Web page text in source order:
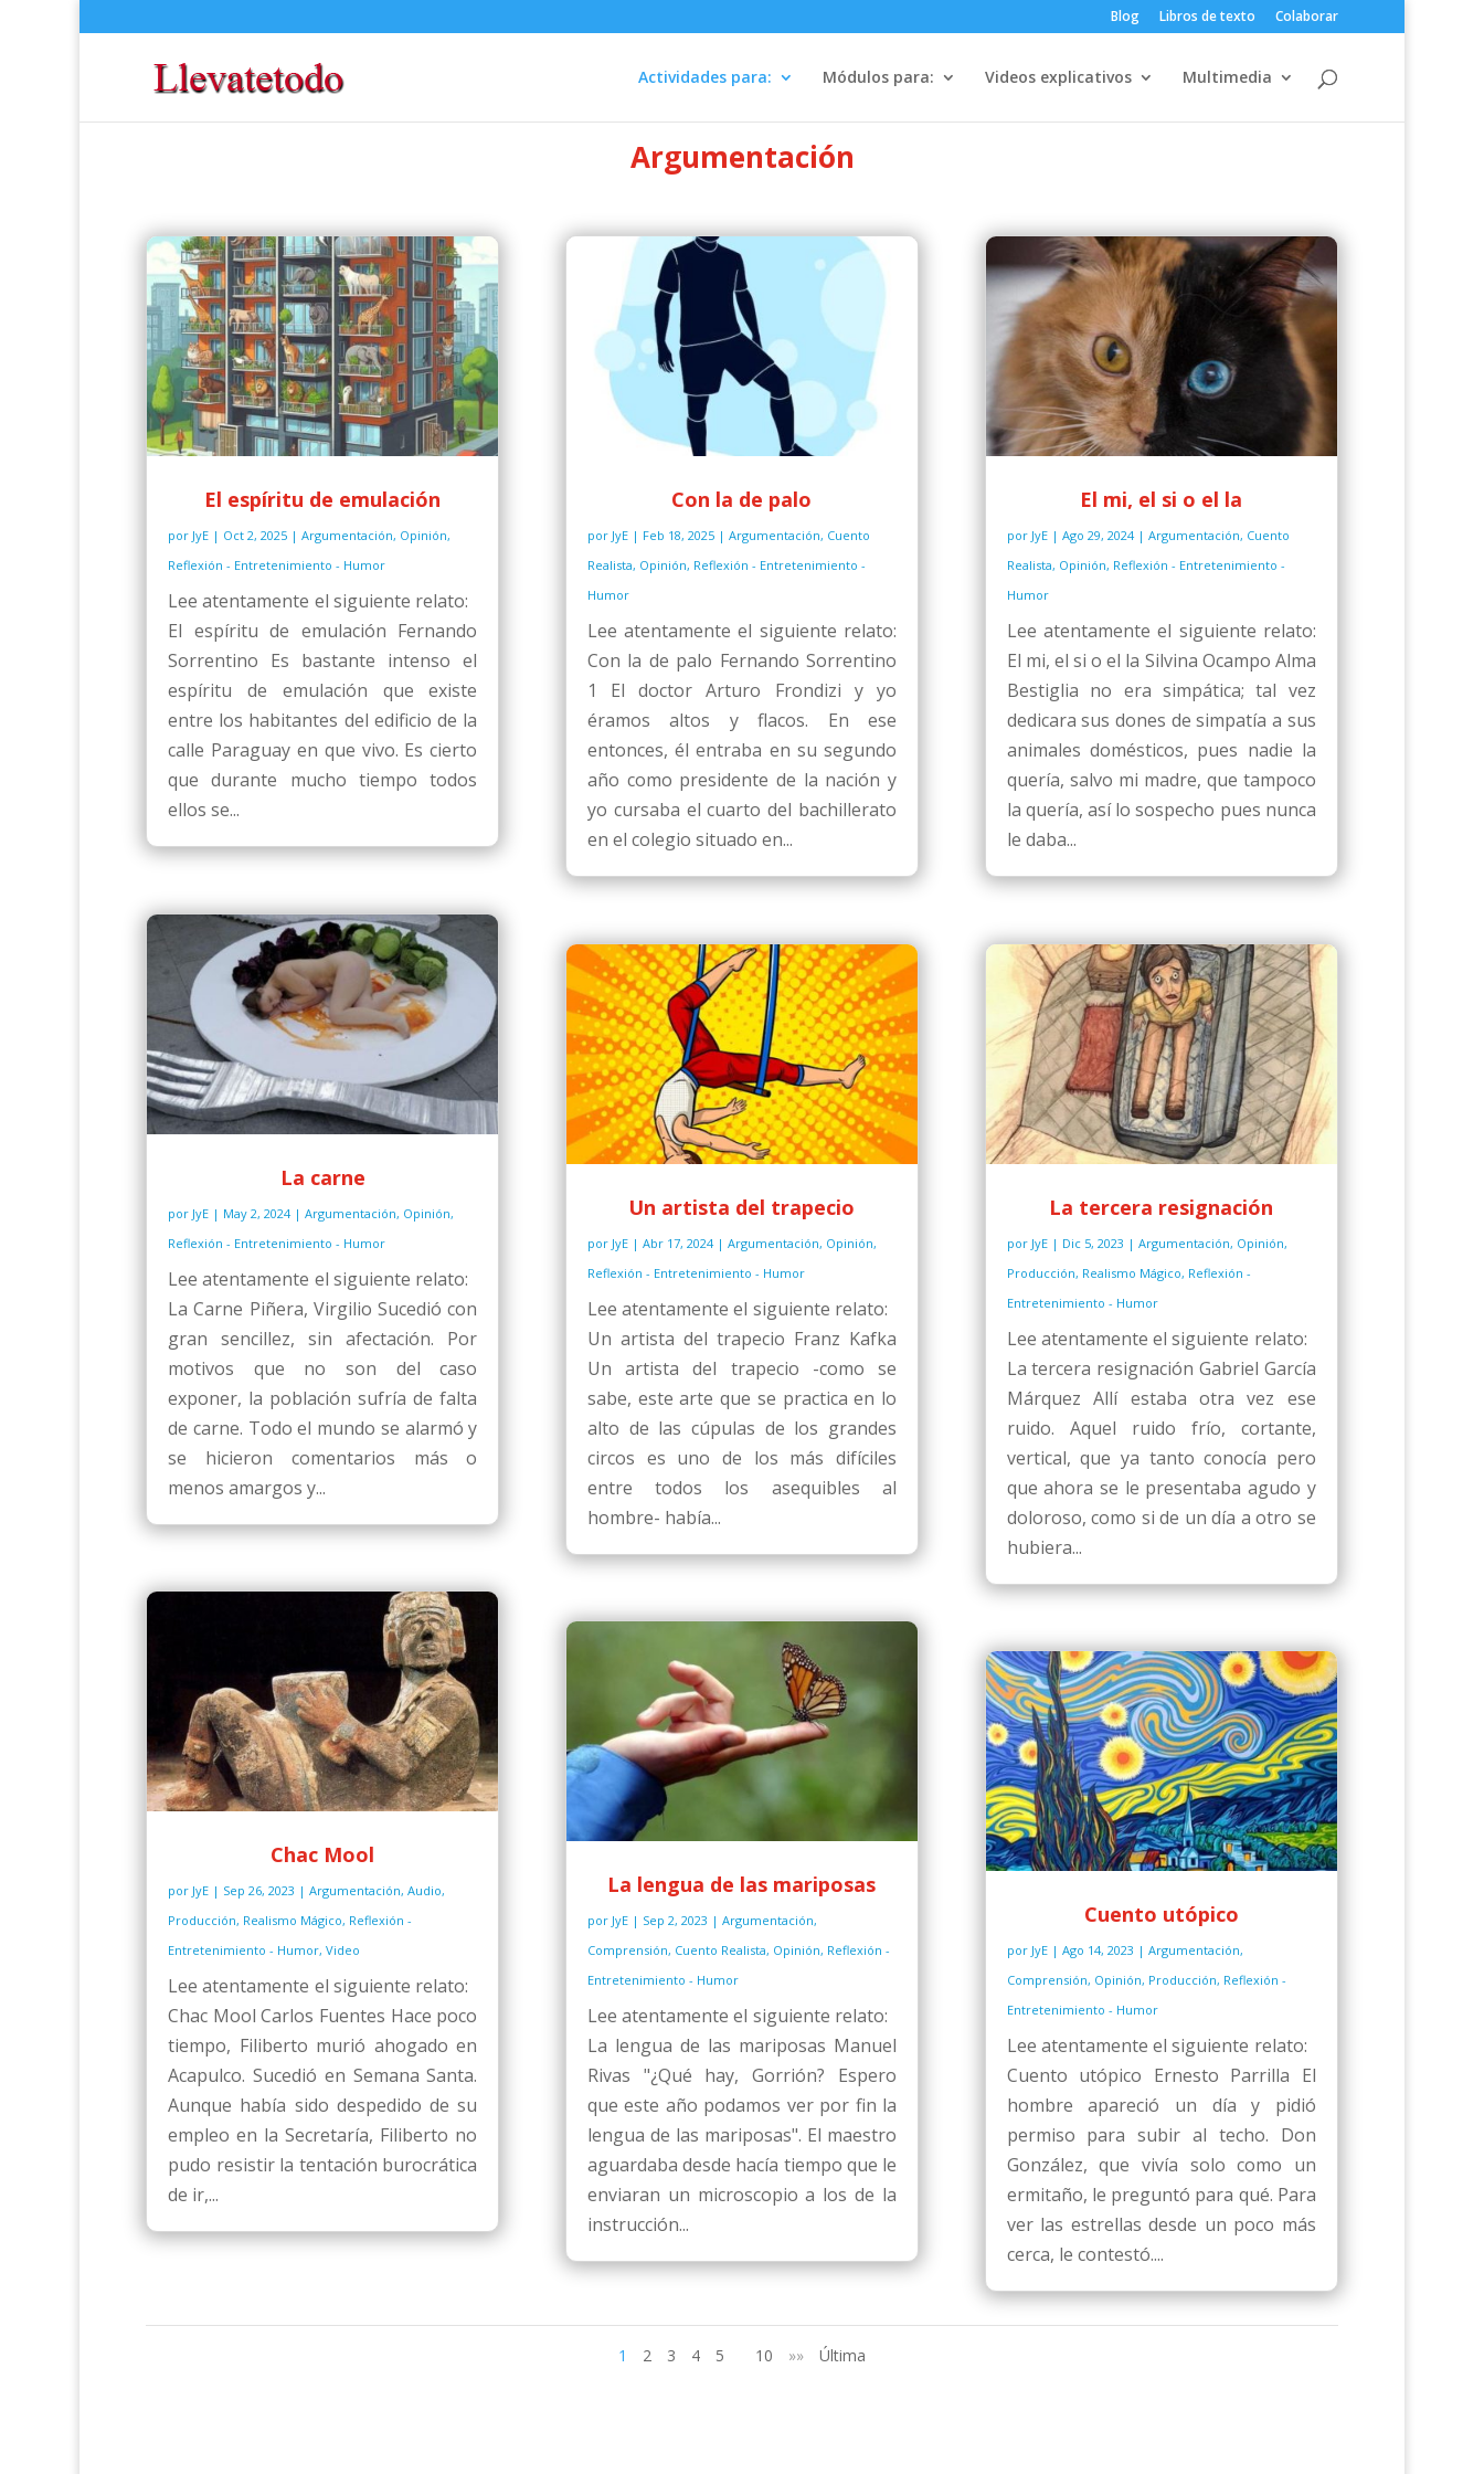
Blog Libros de texto Colaborar
Actividades para: Módulos para: Videos explicativos Multimedia
Argumentación
El espíritu de emulación
por JyE | Oct 2, 2025 | Argumentación, Opinión,
Reflexión - Entretenimiento - Humor
Lee atentamente el siguiente relato:
El espíritu de emulación Fernando
Sorrentino Es bastante intenso el
espíritu de emulación que existe
entre los habitantes del edificio de la
calle Paraguay en que vivo. Es cierto
que durante mucho tiempo todos
ellos se...
La carne
por JyE | May 2, 2024| Argumentación, Opinión,
Reflexión - Entretenimiento - Humor
Lee atentamente el siguiente relato:
La Carne Piñera, Virgilio Sucedió con
gran sencillez, sin afectación. Por
motivos que no son del caso
exponer, la población sufría de falta
de carne. Todo el mundo se alarmó y
se hicieron comentarios más o
menos amargos y...
Chac Mool
por JyE | Sep 26, 2023 | Argumentación, Audio,
Producción, Realismo Mágico, Reflexión -
Entretenimiento - Humor, Video
Lee atentamente el siguiente relato:
Chac Mool Carlos Fuentes Hace poco
tiempo, Filiberto murió ahogado en
Acapulco. Sucedió en Semana Santa.
Aunque había sido despedido de su
empleo en la Secretaría, Filiberto no
pudo resistir la tentación burocrática
de ir,...
Con la de palo
por JyE| Feb 18, 2025| Argumentación, Cuento
Realista, Opinión, Reflexión - Entretenimiento -
Humor
Lee atentamente el siguiente relato:
Con la de palo Fernando Sorrentino
1 El doctor Arturo Frondizi y yo
éramos altos y flacos. En ese
entonces, él entraba en su segundo
año como presidente de la nación y
yo cursaba el cuarto del bachillerato
en el colegio situado en...
Un artista del trapecio
por JyE| Abr 17, 2024| Argumentación, Opinión,
Reflexión - Entretenimiento - Humor
Lee atentamente el siguiente relato:
Un artista del trapecio Franz Kafka
Un artista del trapecio -como se
sabe, este arte que se practica en lo
alto de las cúpulas de los grandes
circos es uno de los más difíciles
entre todos los asequibles al
hombre- había...
La lengua de las mariposas
por JyE| Sep 2, 2023 | Argumentación,
Comprensión, Cuento Realista, Opinión, Reflexión -
Entretenimiento - Humor
Lee atentamente el siguiente relato:
La lengua de las mariposas Manuel
Rivas "¿Qué hay, Gorrión? Espero
que este año podamos ver por fin la
lengua de las mariposas". El maestro
aguardaba desde hacía tiempo que le
enviaran un microscopio a los de la
instrucción...
El mi, el si o el la
por JyE| Ago 29, 2024| Argumentación, Cuento
Realista, Opinión, Reflexión - Entretenimiento -
Humor
Lee atentamente el siguiente relato:
El mi, el si o el la Silvina Ocampo Alma
Bestiglia no era simpática; tal vez
dedicara sus dones de simpatía a sus
animales domésticos, pues nadie la
quería, salvo mi madre, que tampoco
la quería, así lo sospecho pues nunca
le daba...
La tercera resignación
por JyE| Dic 5, 2023 | Argumentación, Opinión,
Producción, Realismo Mágico, Reflexión -
Entretenimiento - Humor
Lee atentamente el siguiente relato:
La tercera resignación Gabriel García
Márquez Allí estaba otra vez ese
ruido. Aquel ruido frío, cortante,
vertical, que ya tanto conocía pero
que ahora se le presentaba agudo y
doloroso, como si de un día a otro se
hubiera...
Cuento utópico
por JyE| Ago 14, 2023 | Argumentación,
Comprensión, Opinión, Producción, Reflexión -
Entretenimiento - Humor
Lee atentamente el siguiente relato:
Cuento utópico Ernesto Parrilla El
hombre apareció un día y pidió
permiso para subir al techo. Don
González, que vivía solo como un
ermitaño, le preguntó para qué. Para
ver las estrellas desde un poco más
cerca, le contestó....
1 2 3 4 5 10 »» Última